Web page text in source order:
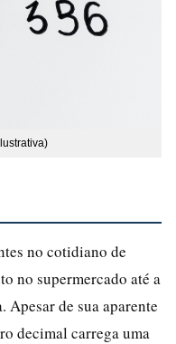
no cotidiano de
no supermercado até a
de sua aparente
decimal carrega uma